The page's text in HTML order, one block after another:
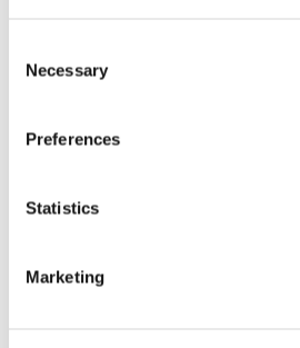
Selection
Necessary
Preferences
Statistics
Marketing
stämpellogotyp Avant
T-